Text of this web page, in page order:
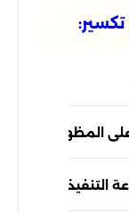
تكسير:
المظهر الداخلي
التنفيذ مقارنةً